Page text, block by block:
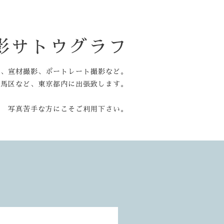
サトウグラフ
宣材撮影、ポートレート撮影など。
区など、東京都内に出張致します。
写真苦手な方にこそご利用下さい。